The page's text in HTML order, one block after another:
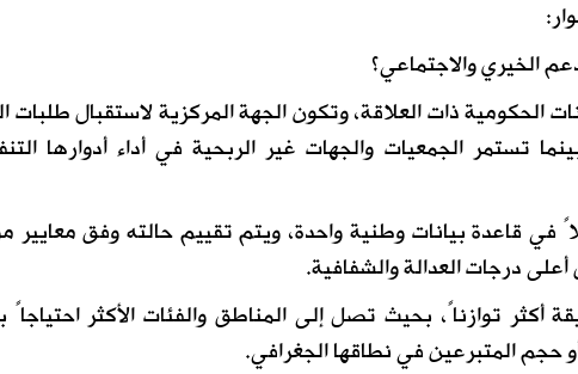
الخيري والاجتماعي؟
الحكومية ذات العلاقة، وتكون الجهة المركزية لاستقبال طلبات
تستمر الجمعيات والجهات غير الربحية في أداء أدوارها
قاعدة بيانات وطنية واحدة، ويتم تقييم حالته وفق معايير
درجات العدالة والشفافية.
أكثر توازناً، بحيث تصل إلى المناطق والفئات الأكثر
حجم المتبرعين في نطاقها الجغرافي.